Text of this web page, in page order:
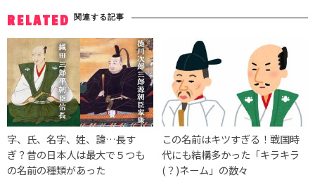
RELATED 関連する記事
字、氏、名字、姓、諱…長す
ぎ？昔の日本人は最大で５つも
の名前の種類があった
この名前はキツすぎる！戦国時
代にも結構多かった「キラキラ
(？)ネーム」の数々